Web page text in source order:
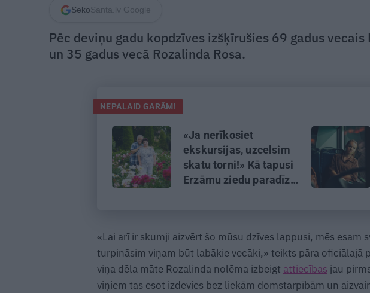
Seko Santa.lv Google
Pēc deviņu gadu kopdzīves izšķīrušies 69 gadus
un 35 gadus vecā Rozalinda Rosa.
NEPALAID GARĀM!
«Ja nerīkosiet
ekskursijas, uzcelsim
skatu torni!» Kā tapusi
Erzāmu ziedu paradīze
«Lai arī ir skumji aizvērt šo mūsu dzīves lappusi, mēs esam
turpināsim viņam būt labākie vecāki,» teikts pāra oficiālajā
viņa dēla māte Rozalinda nolēma izbeigt attiecības jau
viņiem tas esot izdevies bez liekām domstarpībām un